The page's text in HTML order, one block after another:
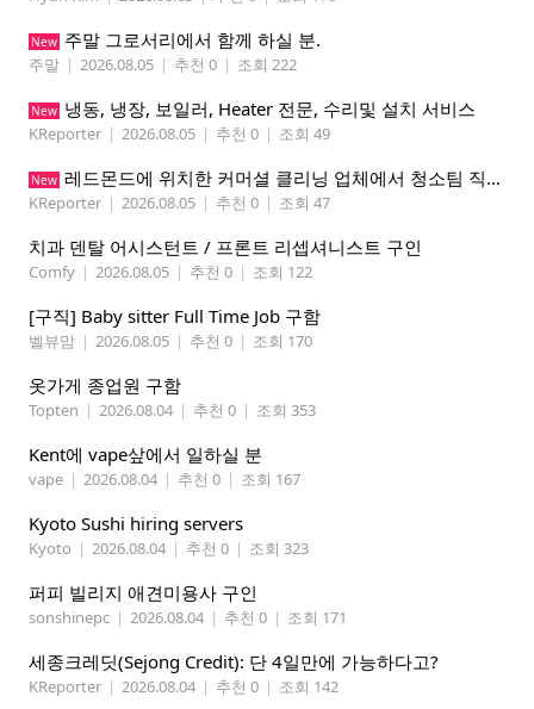
New 주말 그로서리에서 함께 하실 분.
주말 | 2026.08.05 | 추천 0 | 조회 222
New 냉동, 냉장, 보일러, Heater 전문, 수리및 설치 서비스
KReporter | 2026.08.05 | 추천 0 | 조회 49
New 레드몬드에 위치한 커머셜 클리닝 업체에서 청소팀 직원을 모집합니다.
KReporter | 2026.08.05 | 추천 0 | 조회 47
치과 덴탈 어시스턴트 / 프론트 리셉셔니스트 구인
Comfy | 2026.08.05 | 추천 0 | 조회 122
[구직] Baby sitter Full Time Job 구함
벨뷰맘 | 2026.08.05 | 추천 0 | 조회 170
옷가게 종업원 구함
Topten | 2026.08.04 | 추천 0 | 조회 353
Kent에 vape샆에서 일하실 분
vape | 2026.08.04 | 추천 0 | 조회 167
Kyoto Sushi hiring servers
Kyoto | 2026.08.04 | 추천 0 | 조회 323
퍼피 빌리지 애견미용사 구인
sonshinepc | 2026.08.04 | 추천 0 | 조회 171
세종크레딧(Sejong Credit): 단 4일만에 가능하다고?
KReporter | 2026.08.04 | 추천 0 | 조회 142